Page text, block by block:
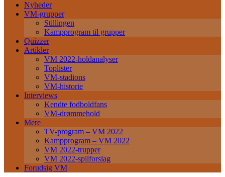
Nyheder
VM-grupper
Stillingen
Kampprogram til grupper
Quizzer
Artikler
VM 2022-holdanalyser
Toplister
VM-stadions
VM-historie
Interviews
Kendte fodboldfans
VM-drømmehold
Mere
TV-program – VM 2022
Kampprogram – VM 2022
VM 2022-trupper
VM 2022-spilforslag
Forudsig VM